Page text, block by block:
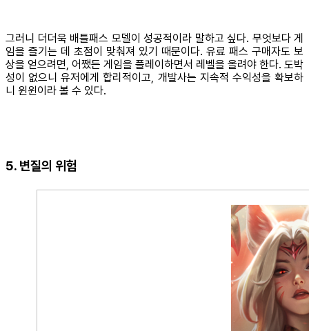
그러니 더더욱 배틀패스 모델이 성공적이라 말하고 싶다. 무엇보다 게
임을 즐기는 데 초점이 맞춰져 있기 때문이다. 유료 패스 구매자도 보
상을 얻으려면, 어쨌든 게임을 플레이하면서 레벨을 올려야 한다. 도박
성이 없으니 유저에게 합리적이고, 개발사는 지속적 수익성을 확보하
니 윈윈이라 볼 수 있다.
5. 변질의 위험